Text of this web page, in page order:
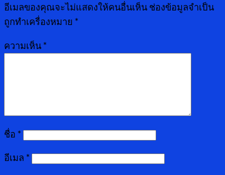
อีเมลของคุณจะไม่แสดงให้คนอื่นเห็น ช่องข้อมูลจำเป็น
ถูกทำเครื่องหมาย *
ความเห็น *
ชื่อ *
อีเมล *